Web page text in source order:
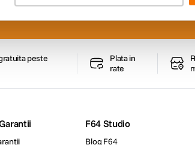
peste
Plata in
rate
F64 Studio
Blog F64